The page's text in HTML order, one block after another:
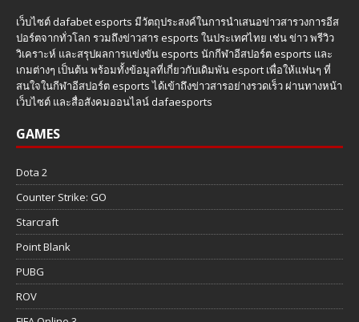
เว็บไซต์ dafabet esports มีวัตถุประสงค์ในการนำเสนอข่าวสารวงการอีส
ปอร์ตจากทั่วโลก รวมถึงข่าวสาร esports ในประเทศไทย เช่น ข่าว พรีวิว
วิเคราะห์ และสรุปผลการแข่งขัน esports นักกีฬาอีสปอร์ต esports และ
เกมต่างๆ เป็นต้น พร้อมทั้งข้อมูลที่เกี่ยวกับเดิมพัน esport เพื่อให้แฟนๆ ที่
สนใจในกีฬาอีสปอร์ต esports ได้เข้าถึงข่าวสารอย่างรวดเร็ว ผ่านทางหน้า
เว็บไซต์ และสื่อสังคมออนไลน์ dafaesports
GAMES
Dota 2
Counter Strike: GO
Starcraft
Point Blank
PUBG
ROV